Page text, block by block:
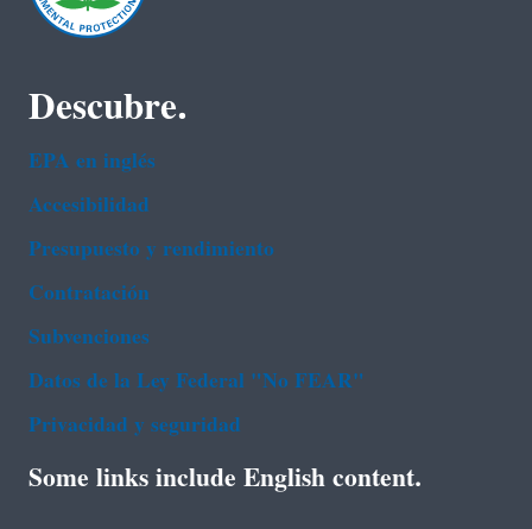
Descubre.
EPA en ingl‌és
Accesibilidad
Presupuesto y rendimiento
Contratación
Subvenciones
Datos de la Ley Federal "No FEAR"
Privacidad y seguridad
Some links include English content.